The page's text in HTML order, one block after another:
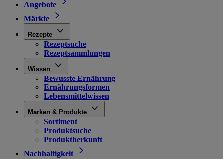
Angebote
Märkte
Rezepte
Rezeptsuche
Rezeptsammlungen
Wissen
Bewusste Ernährung
Ernährungsformen
Lebensmittelwissen
Marken & Produkte
Sortiment
Produktsuche
Produktherkunft
Nachhaltigkeit